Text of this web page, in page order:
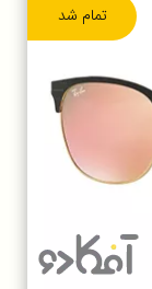
تمام شد